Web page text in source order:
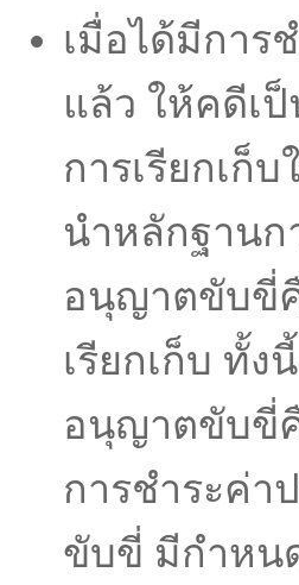
เมื่อได้มีการ
แล้ว ให้คดีเ
การเรียกเก็
นําหลักฐานก
อนุญาตขับขี่
เรียกเก็บ ทั้ง
อนุญาตขับขี่
การชําระค่า
ขับขี่ มีกําหน